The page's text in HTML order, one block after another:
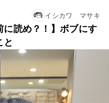
イシカワ マサキ
に読め？！】ボブにす
と